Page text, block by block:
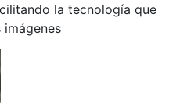
la tecnología que